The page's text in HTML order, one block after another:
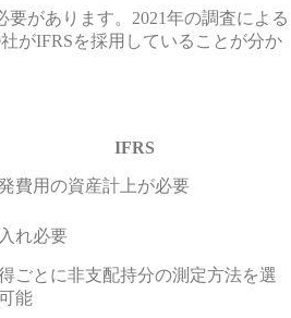
があります。2021年の調査による
がIFRSを採用していることが分か
IFRS
費用の資産計上が必要
れ必要
ごとに非支配持分の測定方法を選
能